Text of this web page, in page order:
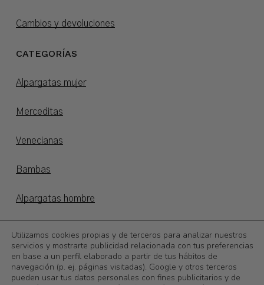
Cambios y devoluciones
CATEGORÍAS
Alpargatas mujer
Merceditas
Venecianas
Bambas
Alpargatas hombre
Otoño/invierno
©2026 Calzadoslobo
Utilizamos cookies propias y de terceros para analizar nuestros
servicios y mostrarte publicidad relacionada con tus preferencias
en base a un perfil elaborado a partir de tus hábitos de
navegación (p. ej. páginas visitadas). Google y otros terceros
pueden usar tus datos personales con fines publicitarios y de